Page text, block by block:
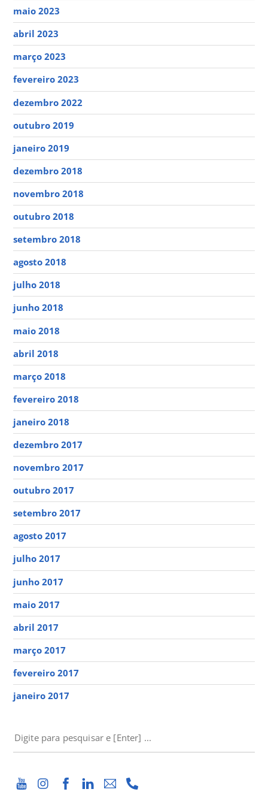
maio 2023
abril 2023
março 2023
fevereiro 2023
dezembro 2022
outubro 2019
janeiro 2019
dezembro 2018
novembro 2018
outubro 2018
setembro 2018
agosto 2018
julho 2018
junho 2018
maio 2018
abril 2018
março 2018
fevereiro 2018
janeiro 2018
dezembro 2017
novembro 2017
outubro 2017
setembro 2017
agosto 2017
julho 2017
junho 2017
maio 2017
abril 2017
março 2017
fevereiro 2017
janeiro 2017
PESQUISAR